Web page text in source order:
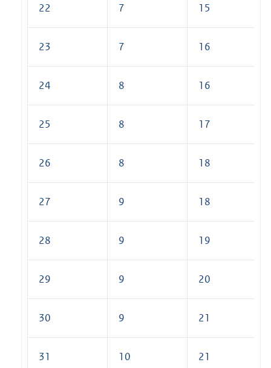
22 7 15
23 7 16
24 8 16
25 8 17
26 8 18
27 9 18
28 9 19
29 9 20
30 9 21
31 10 21